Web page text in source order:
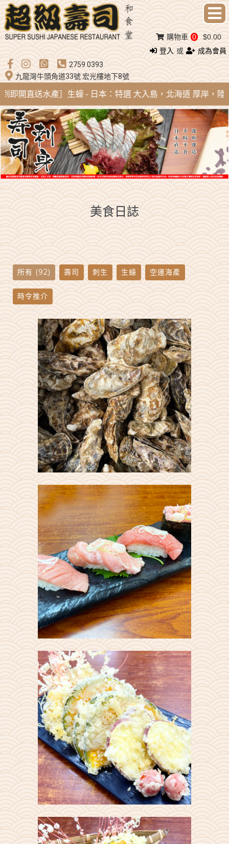
登入 或
成為會員
2759 0393
九龍灣牛頭角道33號 宏光樓地下8號
購物車 0 $0.00
水產］生蠔 - 日本：特選 大入島，北海道 厚岸，陸前高田
美食日誌
所有 (92) 壽司 刺生 生蠔 空運海產
時令推介